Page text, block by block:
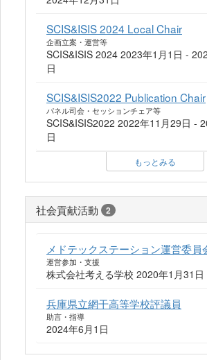
SCIS&ISIS 2024 Local Chair
企画立案・運営等
SCIS&ISIS 2024 2023年1月1日 -
日
SCIS&ISIS2022 Publication Chair
パネル司会・セッションチェア等
SCIS&ISIS2022 2022年11月29日 -
日
もっとみる
社会貢献活動 2
メドテックステーション運営委員
運営参加・支援
株式会社考える学校 2020年1月31
兵庫県立網干高等学校評議員
助言・指導
2024年6月1日